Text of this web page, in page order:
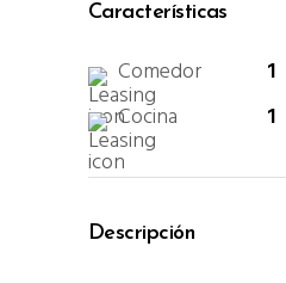
Características
Comedor
1
Cocina
1
Descripción